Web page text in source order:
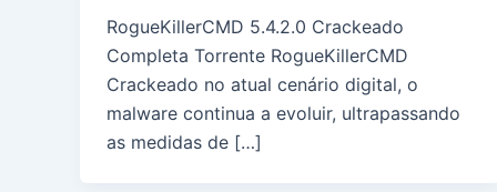
RogueKillerCMD 5.4.2.0 Crackeado
Completa Torrente RogueKillerCMD
Crackeado no atual cenário digital, o
malware continua a evoluir, ultrapassando
as medidas de […]